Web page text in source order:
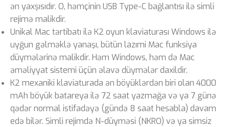
ən yaxşısıdır. O, həmçinin USB Type-C bağlantısı ilə simli
rejimə malikdir.
Unikal Mac tərtibatı ilə K2 oyun klaviaturası Windows ilə
uyğun gəlməklə yanaşı, bütün lazımi Mac funksiya
düymələrinə malikdir. Həm Windows, həm də Mac
əməliyyat sistemi üçün əlavə düymələr daxildir.
K2 mexaniki klaviaturada ən böyüklərdən biri olan 4000
mAh böyük batareya ilə 72 saat yazmağa və ya 7 günə
qədər normal istifadəyə (gündə 8 saat hesabla) davam
edə bilər. Simli rejimdə N-düyməsi (NKRO) və ya simsiz